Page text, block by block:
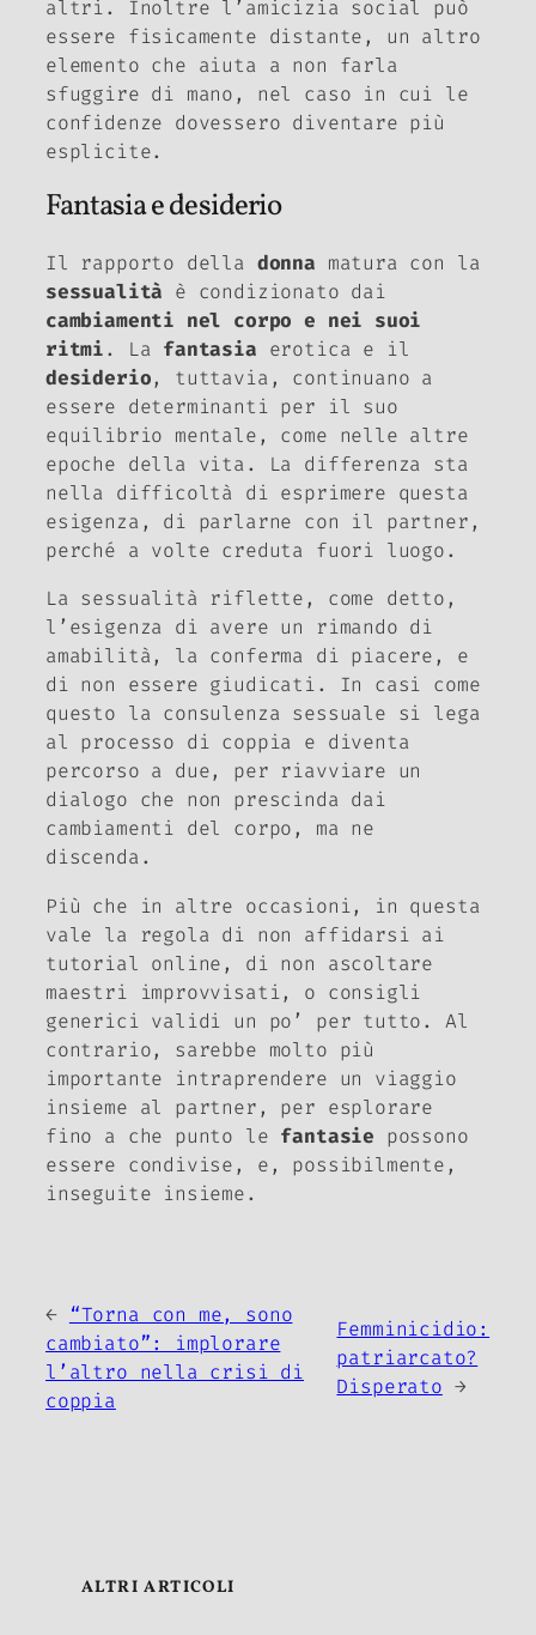
altri. Inoltre l’amicizia social può
essere fisicamente distante, un altro
elemento che aiuta a non farla
sfuggire di mano, nel caso in cui le
confidenze dovessero diventare più
esplicite.
Fantasia e desiderio
Il rapporto della donna matura con la
sessualità è condizionato dai
cambiamenti nel corpo e nei suoi
ritmi. La fantasia erotica e il
desiderio, tuttavia, continuano a
essere determinanti per il suo
equilibrio mentale, come nelle altre
epoche della vita. La differenza sta
nella difficoltà di esprimere questa
esigenza, di parlarne con il partner,
perché a volte creduta fuori luogo.
La sessualità riflette, come detto,
l’esigenza di avere un rimando di
amabilità, la conferma di piacere, e
di non essere giudicati. In casi come
questo la consulenza sessuale si lega
al processo di coppia e diventa
percorso a due, per riavviare un
dialogo che non prescinda dai
cambiamenti del corpo, ma ne
discenda.
Più che in altre occasioni, in questa
vale la regola di non affidarsi ai
tutorial online, di non ascoltare
maestri improvvisati, o consigli
generici validi un po’ per tutto. Al
contrario, sarebbe molto più
importante intraprendere un viaggio
insieme al partner, per esplorare
fino a che punto le fantasie possono
essere condivise, e, possibilmente,
inseguite insieme.
← “Torna con me, sono
cambiato”: implorare
l’altro nella crisi di
coppia
Femminicidio:
patriarcato?
Disperato →
ALTRI ARTICOLI